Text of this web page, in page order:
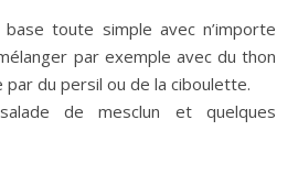
toute simple avec n’importe
par exemple avec du thon
du persil ou de la ciboulette.
salade de mesclun et quelques